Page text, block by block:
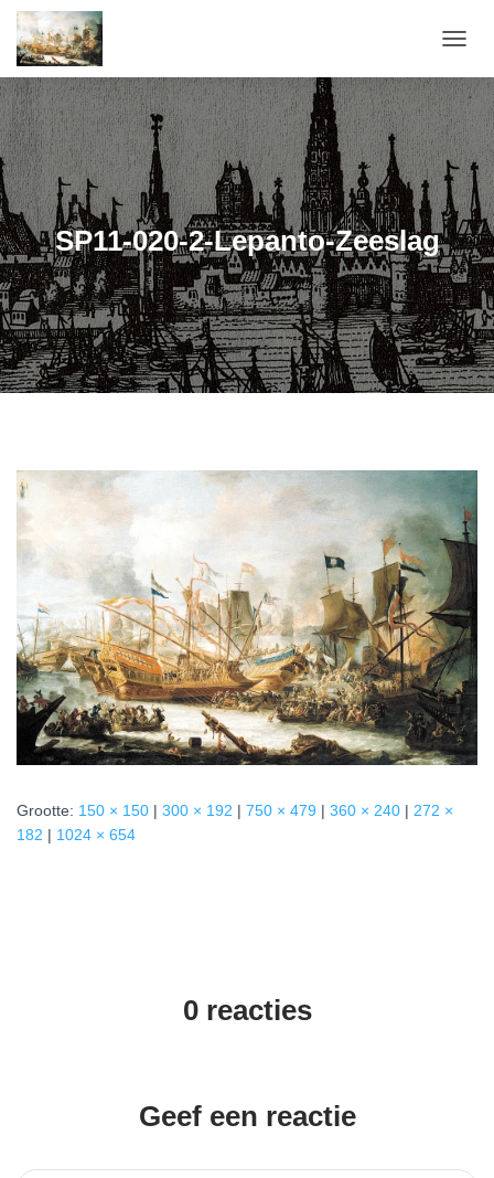
O
G
G
L
E
N
A
V
I
G
A
T
I
E
SP11-020-2-Lepanto-Zeeslag
Grootte: 150 × 150 | 300 × 192 | 750 × 479 | 360 × 240 | 272 ×
182 | 1024 × 654
0 reacties
Geef een reactie